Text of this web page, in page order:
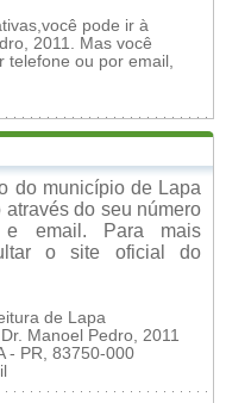
pode ir à
2011. Mas você
telefone ou por email,
do município de Lapa
do seu número
email. Para mais
o site oficial do
de Lapa
Manoel Pedro, 2011
- PR, 83750-000